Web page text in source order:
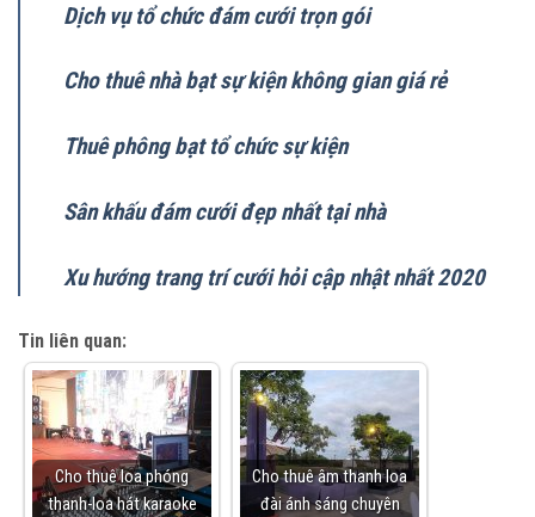
Dịch vụ tổ chức đám cưới trọn gói
Cho thuê nhà bạt sự kiện không gian giá rẻ
Thuê phông bạt tổ chức sự kiện
Sân khấu đám cưới đẹp nhất tại nhà
Xu hướng trang trí cưới hỏi cập nhật nhất 2020
Tin liên quan:
Cho thuê loa phóng
thanh-loa hát karaoke
Cho thuê âm thanh loa
đài ánh sáng chuyên